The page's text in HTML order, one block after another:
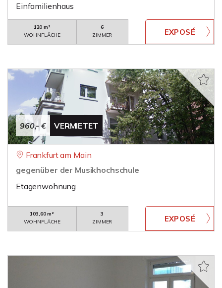
Einfamilienhaus
120 m²
WOHNFLÄCHE
6
ZIMMER
960,- € VERMIETET
Frankfurt am Main
gegenüber der Musikhochschule
Etagenwohnung
103,60 m²
WOHNFLÄCHE
3
ZIMMER